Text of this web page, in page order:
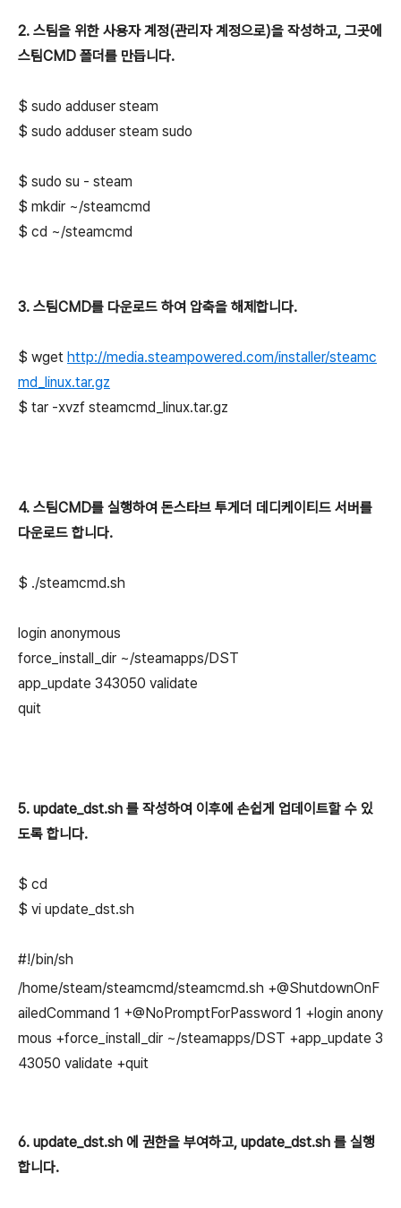
2. 스팀을 위한 사용자 계정(관리자 계정으로)을 작성하고, 그곳에
스팀CMD 폴더를 만듭니다.
$ sudo adduser steam
$ sudo adduser steam sudo
$ sudo su - steam
$ mkdir ~/steamcmd
$ cd ~/steamcmd
3. 스팀CMD를 다운로드 하여 압축을 해제합니다.
$ wget http://media.steampowered.com/installer/steamc
md_linux.tar.gz
$ tar -xvzf steamcmd_linux.tar.gz
4. 스팀CMD를 실행하여 돈스타브 투게더 데디케이티드 서버를
다운로드 합니다.
$ ./steamcmd.sh
login anonymous
force_install_dir ~/steamapps/DST
app_update 343050 validate
quit
5. update_dst.sh 를 작성하여 이후에 손쉽게 업데이트할 수 있
도록 합니다.
$ cd
$ vi update_dst.sh
#!/bin/sh
/home/steam/steamcmd/steamcmd.sh +@ShutdownOnF
ailedCommand 1 +@NoPromptForPassword 1 +login anony
mous +force_install_dir ~/steamapps/DST +app_update 3
43050 validate +quit
6. update_dst.sh 에 권한을 부여하고, update_dst.sh 를 실행
합니다.